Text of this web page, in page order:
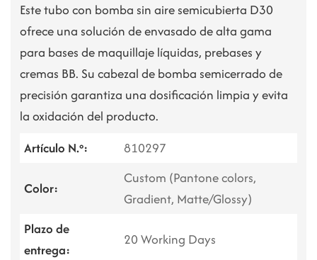
Este tubo con bomba sin aire semicubierta D30
ofrece una solución de envasado de alta gama
para bases de maquillaje líquidas, prebases y
cremas BB. Su cabezal de bomba semicerrado de
precisión garantiza una dosificación limpia y evita
la oxidación del producto.
Artículo N.º:
810297
Color:
Custom (Pantone colors,
Gradient, Matte/Glossy)
Plazo de
entrega:
20 Working Days